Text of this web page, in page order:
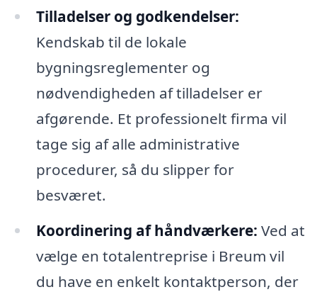
Tilladelser og godkendelser:
Kendskab til de lokale
bygningsreglementer og
nødvendigheden af tilladelser er
afgørende. Et professionelt firma vil
tage sig af alle administrative
procedurer, så du slipper for
besværet.
Koordinering af håndværkere: Ved at
vælge en totalentreprise i Breum vil
du have en enkelt kontaktperson, der